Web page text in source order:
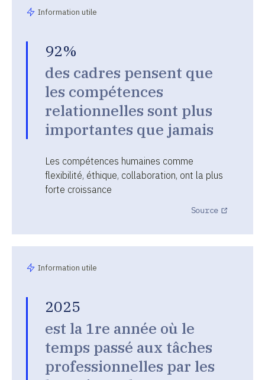
Information utile
92%
des cadres pensent que
les compétences
relationnelles sont plus
importantes que jamais
Les compétences humaines comme
flexibilité, éthique, collaboration, ont la plus
forte croissance
Source
Information utile
2025
est la 1re année où le
temps passé aux tâches
professionnelles par les